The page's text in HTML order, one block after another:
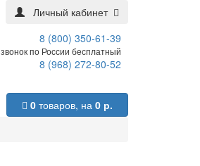
Личный кабинет
8 (800) 350-61-39
звонок по России бесплатный
8 (968) 272-80-52
0товаров, на 0 р.